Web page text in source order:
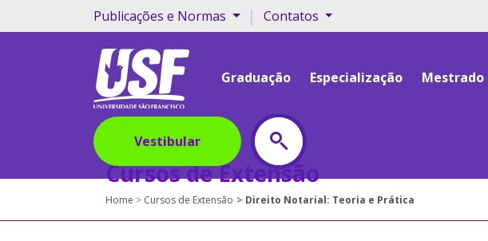
Publicações e Normas | Contatos
Graduação Especialização Mestrado
Vestibular
Cursos de Extensão
Home Cursos de Extensão Direito Notarial: Teoria e Prática